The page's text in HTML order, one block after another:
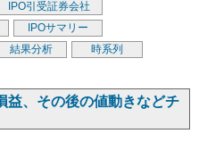
IPO引受証券会社
IPOサマリー
結果分析
時系列
益、その後の値動きなどチ